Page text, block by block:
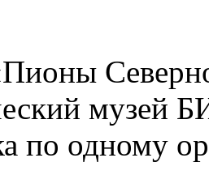
музей
по одному